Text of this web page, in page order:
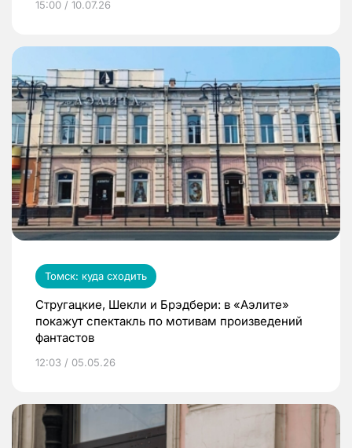
15:00 / 10.07.26
Томск: куда сходить
Стругацкие, Шекли и Брэдбери: в «Аэлите»
покажут спектакль по мотивам произведений
фантастов
12:03 / 05.05.26